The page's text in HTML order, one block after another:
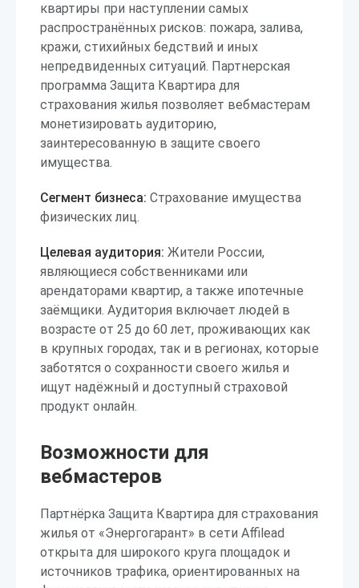
квартиры при наступлении самых
распространённых рисков: пожара, залива,
кражи, стихийных бедствий и иных
непредвиденных ситуаций. Партнерская
программа Защита Квартира для
страхования жилья позволяет вебмастерам
монетизировать аудиторию,
заинтересованную в защите своего
имущества.
Сегмент бизнеса: Страхование имущества
физических лиц.
Целевая аудитория: Жители России,
являющиеся собственниками или
арендаторами квартир, а также ипотечные
заёмщики. Аудитория включает людей в
возрасте от 25 до 60 лет, проживающих как
в крупных городах, так и в регионах, которые
заботятся о сохранности своего жилья и
ищут надёжный и доступный страховой
продукт онлайн.
Возможности для
вебмастеров
Партнёрка Защита Квартира для страхования
жилья от «Энергогарант» в сети Affilead
открыта для широкого круга площадок и
источников трафика, ориентированных на